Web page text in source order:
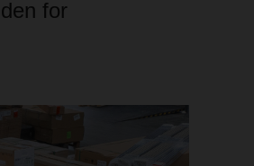
for